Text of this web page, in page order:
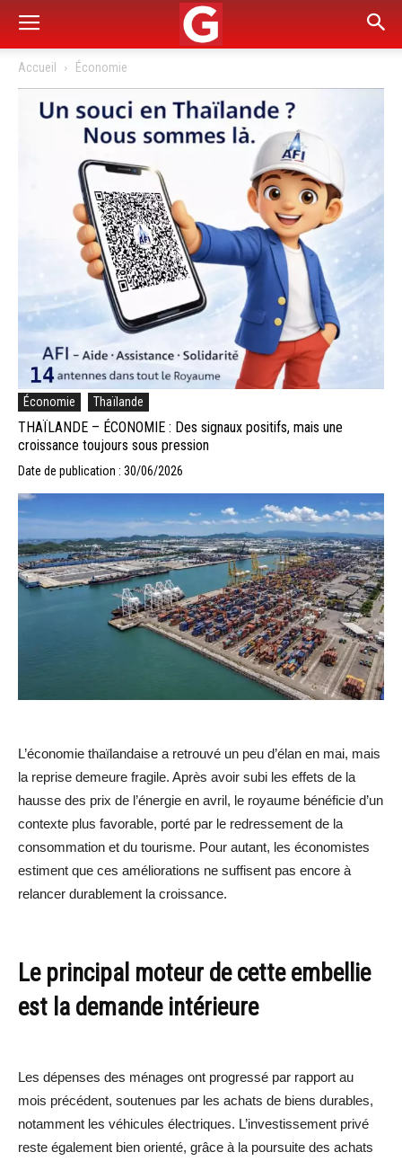
Accueil Économie
Économie Thaïlande
THAÏLANDE – ÉCONOMIE : Des signaux positifs, mais une
croissance toujours sous pression
Date de publication : 30/06/2026
L’économie thaïlandaise a retrouvé un peu d’élan en mai, mais
la reprise demeure fragile. Après avoir subi les effets de la
hausse des prix de l’énergie en avril, le royaume bénéficie d’un
contexte plus favorable, porté par le redressement de la
consommation et du tourisme. Pour autant, les économistes
estiment que ces améliorations ne suffisent pas encore à
relancer durablement la croissance.
Le principal moteur de cette embellie
est la demande intérieure
Les dépenses des ménages ont progressé par rapport au
mois précédent, soutenues par les achats de biens durables,
notamment les véhicules électriques. L’investissement privé
reste également bien orienté, grâce à la poursuite des achats